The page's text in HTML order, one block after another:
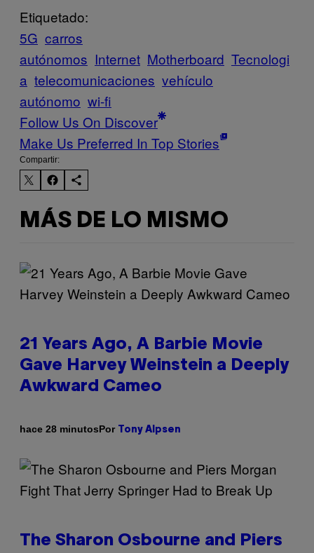
Etiquetado:
5G carros
autónomos Internet Motherboard Tecnologi
a telecomunicaciones vehículo
autónomo wi-fi
Follow Us On Discover
Make Us Preferred In Top Stories
Compartir:
MÁS DE LO MISMO
21 Years Ago, A Barbie Movie
Gave Harvey Weinstein a Deeply
Awkward Cameo
hace 28 minutosPor Tony Alpsen
The Sharon Osbourne and Piers